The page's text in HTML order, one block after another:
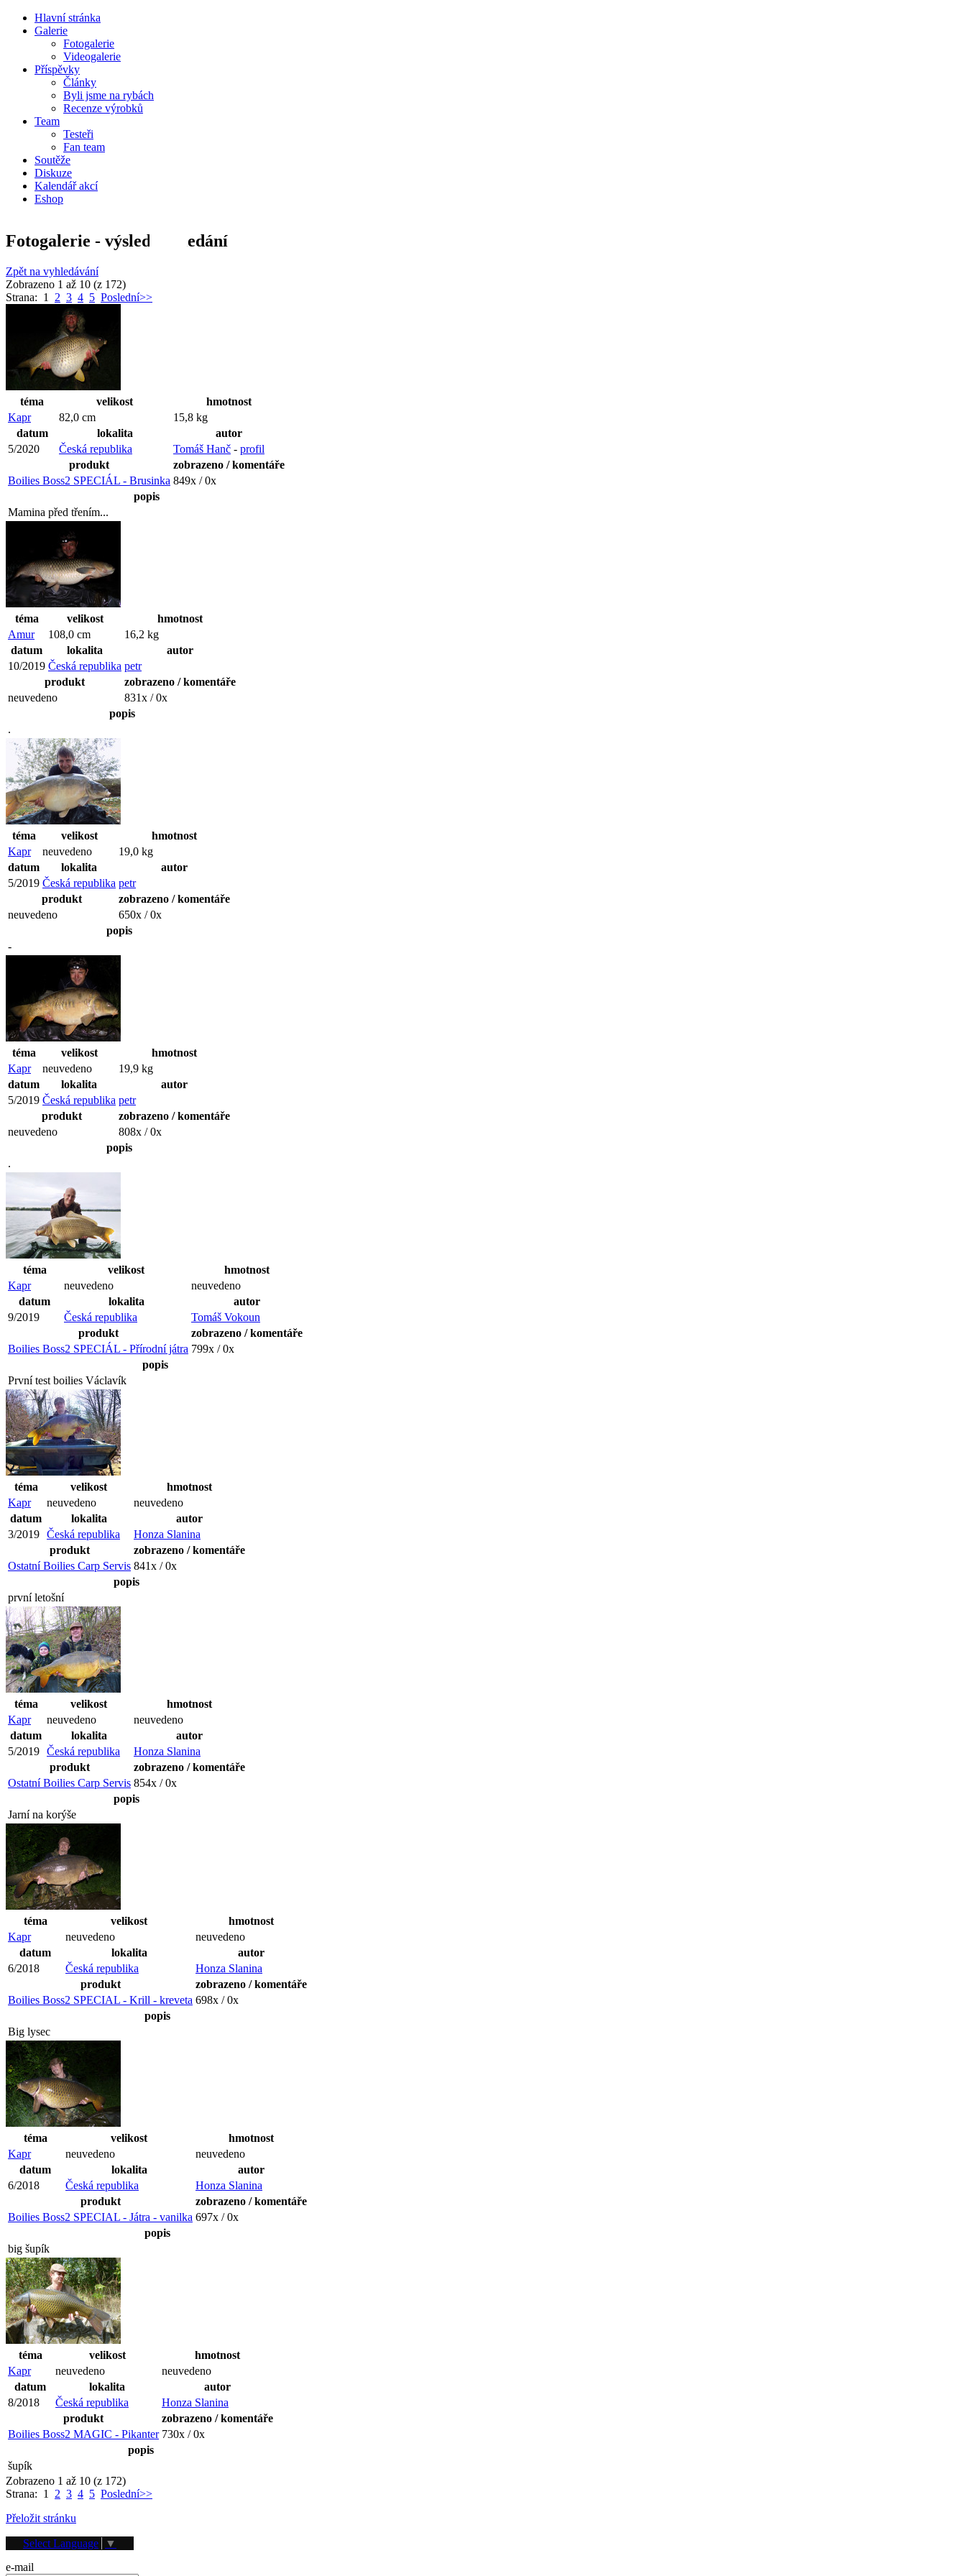
Hlavní stránka
Galerie
Fotogalerie
Videogalerie
Příspěvky
Články
Byli jsme na rybách
Recenze výrobků
Team
Testeři
Fan team
Soutěže
Diskuze
Kalendář akcí
Eshop
Fotogalerie - výsledky hledání
Zpět na vyhledávání
Zobrazeno 1 až 10 (z 172)
Strana: 1 2 3 4 5 Poslední>>
téma velikost
hmotnost
Kapr
82,0 cm
15,8 kg
datum
lokalita
autor
5/2020
Česká republika Tomáš Hanč - profil
produkt
zobrazeno / komentáře
Boilies Boss2 SPECIÁL - Brusinka 849x / 0x
popis
Mamina před třením...
téma velikost
hmotnost
Amur
108,0 cm
16,2 kg
datum
lokalita
autor
10/2019 Česká republika petr
produkt
zobrazeno / komentáře
neuvedeno
831x / 0x
popis
.
téma velikost
hmotnost
Kapr
neuvedeno
19,0 kg
datum
lokalita
autor
5/2019 Česká republika petr
produkt
zobrazeno / komentáře
neuvedeno
650x / 0x
popis
-
téma velikost
hmotnost
Kapr
neuvedeno
19,9 kg
datum
lokalita
autor
5/2019 Česká republika petr
produkt
zobrazeno / komentáře
neuvedeno
808x / 0x
popis
.
téma velikost
hmotnost
Kapr
neuvedeno
neuvedeno
datum
lokalita
autor
9/2019
Česká republika
Tomáš Vokoun
produkt
zobrazeno / komentáře
Boilies Boss2 SPECIÁL - Přírodní játra 799x / 0x
popis
První test boilies Václavík
téma velikost
hmotnost
Kapr
neuvedeno
neuvedeno
datum
lokalita
autor
3/2019 Česká republika
Honza Slanina
produkt
zobrazeno / komentáře
Ostatní Boilies Carp Servis 841x / 0x
popis
první letošní
téma velikost
hmotnost
Kapr
neuvedeno
neuvedeno
datum
lokalita
autor
5/2019 Česká republika
Honza Slanina
produkt
zobrazeno / komentáře
Ostatní Boilies Carp Servis 854x / 0x
popis
Jarní na korýše
téma velikost
hmotnost
Kapr
neuvedeno
neuvedeno
datum
lokalita
autor
6/2018
Česká republika
Honza Slanina
produkt
zobrazeno / komentáře
Boilies Boss2 SPECIAL - Krill - kreveta 698x / 0x
popis
Big lysec
téma velikost
hmotnost
Kapr
neuvedeno
neuvedeno
datum
lokalita
autor
6/2018
Česká republika
Honza Slanina
produkt
zobrazeno / komentáře
Boilies Boss2 SPECIAL - Játra - vanilka 697x / 0x
popis
big šupík
téma velikost
hmotnost
Kapr
neuvedeno
neuvedeno
datum
lokalita
autor
8/2018
Česká republika
Honza Slanina
produkt
zobrazeno / komentáře
Boilies Boss2 MAGIC - Pikanter 730x / 0x
popis
šupík
Zobrazeno 1 až 10 (z 172)
Strana: 1 2 3 4 5 Poslední>>
Přeložit stránku
Select Language ▼
Přihlášení
e-mail